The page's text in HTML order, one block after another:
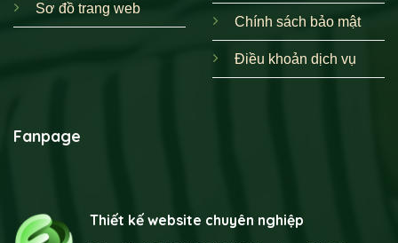
Sơ đồ trang web
Chính sách bảo mật
Điều khoản dịch vụ
Fanpage
Thiết kế website chuyên nghiệp